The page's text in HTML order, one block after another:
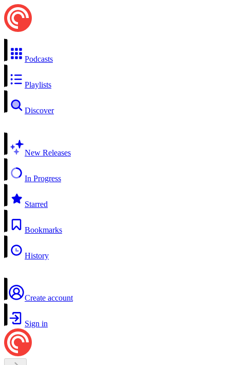
Podcasts
Playlists
Discover
New Releases
In Progress
Starred
Bookmarks
History
Create account
Sign in